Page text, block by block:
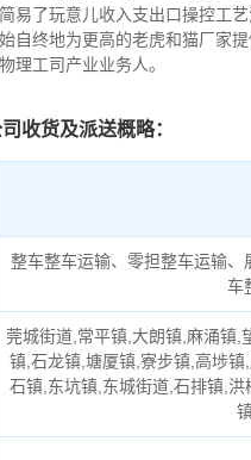
易了玩意儿收入支出口操控工
自终地为更高的老虎和猫厂家
理工司产业业务人。
收货及派送概略：
整车整车运输、零担整车运输
车
莞城街道,常平镇,大朗镇,麻涌镇,
镇,石龙镇,塘厦镇,寮步镇,高埗
石镇,东坑镇,东城街道,石排镇,